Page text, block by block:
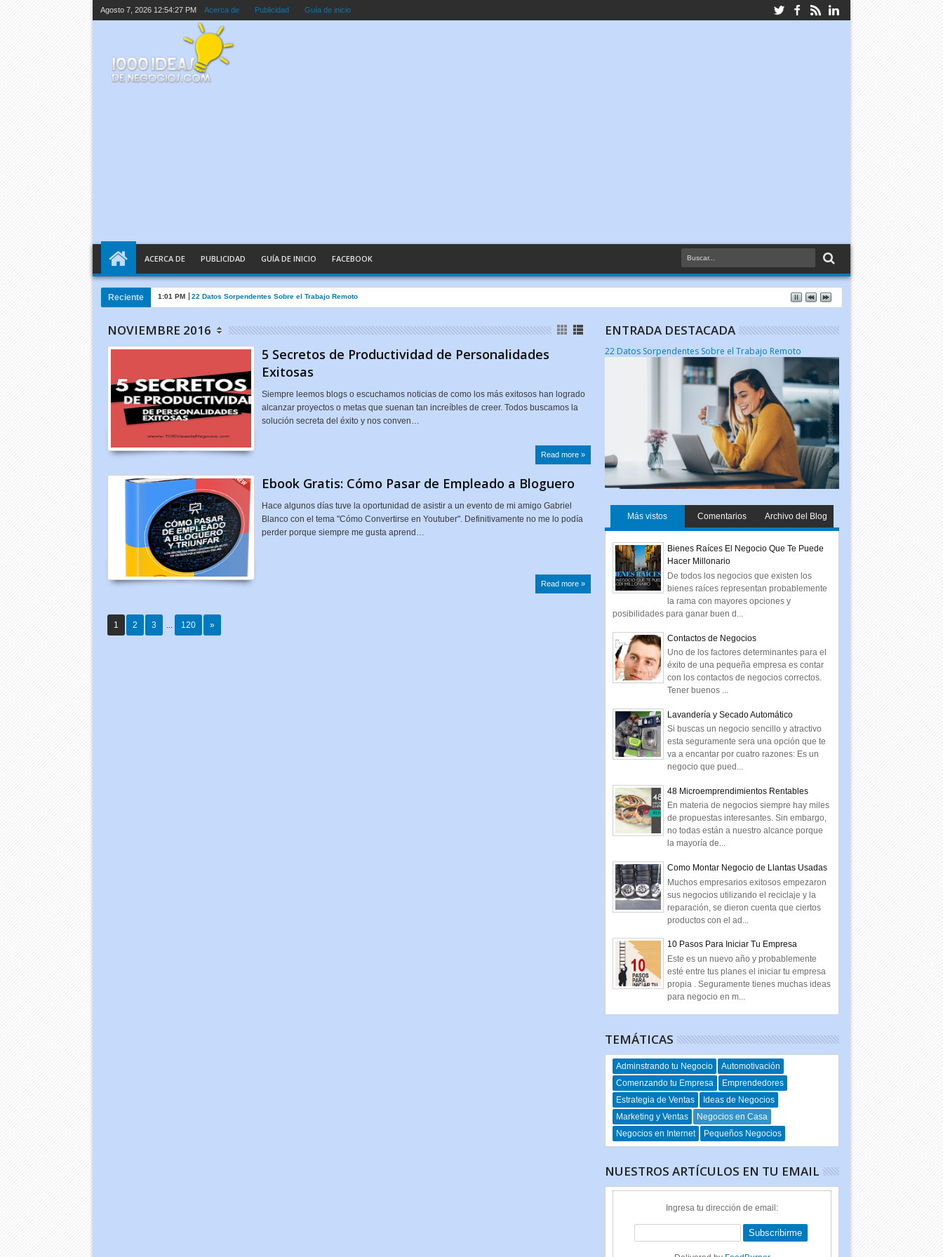
Agosto 7, 2026 12:54:27 PM Acerca de Publicidad Guía de inicio
ACERCA DE PUBLICIDAD GUÍA DE INICIO FACEBOOK
Reciente 1:01 PM 22 Datos Sorpendentes Sobre el Trabajo Remoto
NOVIEMBRE 2016
5 Secretos de Productividad de Personalidades
Exitosas
Siempre leemos blogs o escuchamos noticias de como los más exitosos han logrado
alcanzar proyectos o metas que suenan tan increíbles de creer. Todos buscamos la
solución secreta del éxito y nos conven…
Read more »
Ebook Gratis: Cómo Pasar de Empleado a Bloguero
Hace algunos días tuve la oportunidad de asistir a un evento de mi amigo Gabriel
Blanco con el tema "Cómo Convertirse en Youtuber". Definitivamente no me lo podía
perder porque siempre me gusta aprend…
Read more »
1 2 3 ... 120 »
ENTRADA DESTACADA
22 Datos Sorpendentes Sobre el Trabajo Remoto
Más vistos Comentarios Archivo del Blog
Bienes Raíces El Negocio Que Te Puede
Hacer Millonario
De todos los negocios que existen los
bienes raíces representan probablemente
la rama con mayores opciones y
posibilidades para ganar buen d...
Contactos de Negocios
Uno de los factores determinantes para el
éxito de una pequeña empresa es contar
con los contactos de negocios correctos.
Tener buenos ...
Lavandería y Secado Automático
Si buscas un negocio sencillo y atractivo
esta seguramente sera una opción que te
va a encantar por cuatro razones: Es un
negocio que pued...
48 Microemprendimientos Rentables
En materia de negocios siempre hay miles
de propuestas interesantes. Sin embargo,
no todas están a nuestro alcance porque
la mayoría de...
Como Montar Negocio de Llantas Usadas
Muchos empresarios exitosos empezaron
sus negocios utilizando el reciclaje y la
reparación, se dieron cuenta que ciertos
productos con el ad...
10 Pasos Para Iniciar Tu Empresa
Este es un nuevo año y probablemente
esté entre tus planes el iniciar tu empresa
propia . Seguramente tienes muchas ideas
para negocio en m...
TEMÁTICAS
Adminstrando tu Negocio
Automotivación
Comenzando tu Empresa
Emprendedores
Estrategia de Ventas
Ideas de Negocios
Marketing y Ventas
Negocios en Casa
Negocios en Internet
Pequeños Negocios
NUESTROS ARTÍCULOS EN TU EMAIL
Ingresa tu dirección de email: